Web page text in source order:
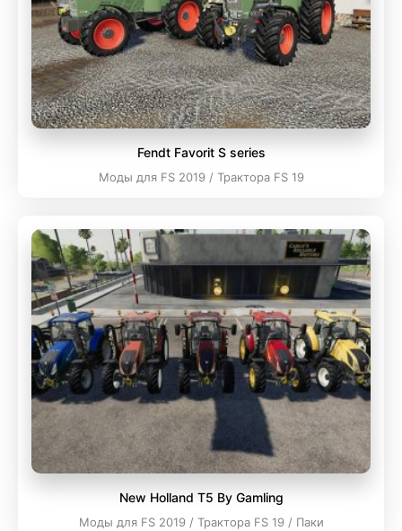
Fendt Favorit S series
Моды для FS 2019 / Трактора FS 19
New Holland T5 By Gamling
Моды для FS 2019 / Трактора FS 19 / Паки